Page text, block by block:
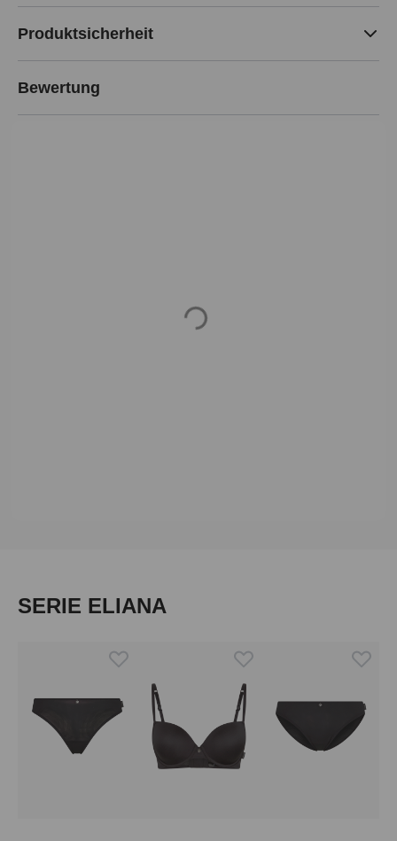
Produktsicherheit
Bewertung
Loading...
Produktgalerie überspringen
SERIE ELIANA